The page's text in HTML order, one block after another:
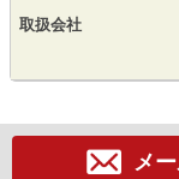
取扱会社
メ